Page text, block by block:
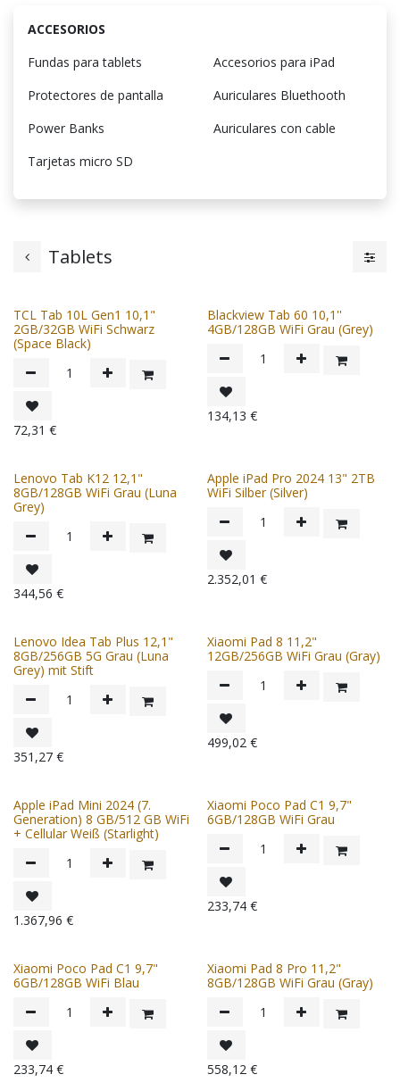
ACCESORIOS
Fundas para tablets
Protectores de pantalla
Power Banks
Tarjetas micro SD
Accesorios para iPad
Auriculares Bluethooth
Auriculares con cable
Tablets
TCL Tab 10L Gen1 10,1"
2GB/32GB WiFi Schwarz
(Space Black)
72,31 €
Blackview Tab 60 10,1''
4GB/128GB WiFi Grau (Grey)
134,13 €
Lenovo Tab K12 12,1"
8GB/128GB WiFi Grau (Luna
Grey)
344,56 €
Apple iPad Pro 2024 13" 2TB
WiFi Silber (Silver)
2.352,01 €
Lenovo Idea Tab Plus 12,1"
8GB/256GB 5G Grau (Luna
Grey) mit Stift
351,27 €
Xiaomi Pad 8 11,2"
12GB/256GB WiFi Grau (Gray)
499,02 €
Apple iPad Mini 2024 (7.
Generation) 8 GB/512 GB WiFi
+ Cellular Weiß (Starlight)
1.367,96 €
Xiaomi Poco Pad C1 9,7"
6GB/128GB WiFi Grau
233,74€
Xiaomi Poco Pad C1 9,7"
6GB/128GB WiFi Blau
233,74 €
Xiaomi Pad 8 Pro 11,2"
8GB/128GB WiFi Grau (Gray)
558,12 €